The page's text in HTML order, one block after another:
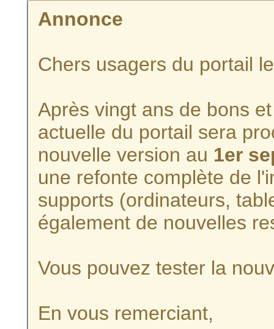
Annonce
Chers usagers du portail
Après vingt ans de bons
actuelle du portail sera
nouvelle version au 1er
une refonte complète de
supports (ordinateurs,
également de nouvelles
Vous pouvez tester la
En vous remerciant,